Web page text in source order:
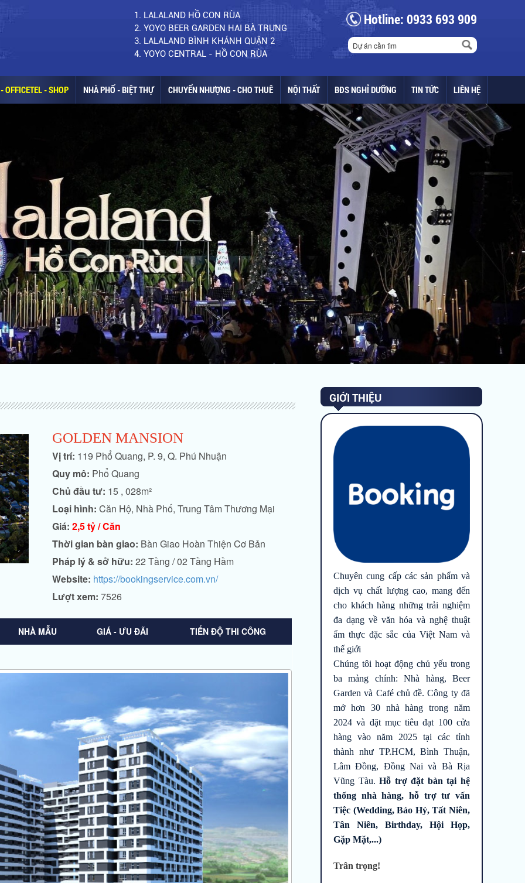
1. LALALAND HỒ CON RÙA
2. YOYO BEER GARDEN HAI BÀ TRƯNG
3. LALALAND BÌNH KHÁNH QUẬN 2
4. YOYO CENTRAL - HỒ CON RÙA
Hotline: 0933 693 909
OFFICETEL - SHOP NHÀ PHỐ - BIỆT THỰ CHUYỂN NHƯỢNG - CHO THUÊ NỘI THẤT BĐS NGHỈ DƯỠNG TIN TỨC LIÊN HỆ
GOLDEN MANSION
Vị trí: 119 Phổ Quang, P. 9, Q. Phú Nhuận
Quy mô: Phổ Quang
Chủ đầu tư: 15 , 028m²
Loại hình: Căn Hộ, Nhà Phố, Trung Tâm Thương Mại
Giá: 2,5 tỷ / Căn
Thời gian bàn giao: Bàn Giao Hoàn Thiện Cơ Bản
Pháp lý & sở hữu: 22 Tầng / 02 Tầng Hầm
Website: https://bookingservice.com.vn/
Lượt xem: 7526
NHÀ MẪU GIÁ - ƯU ĐÃI TIẾN ĐỘ THI CÔNG
GIỚI THIỆU
Chuyên cung cấp các sản phẩm và
dịch vụ chất lượng cao, mang đến
cho khách hàng những trải nghiệm
đa dạng về văn hóa và nghệ thuật
ẩm thực đặc sắc của Việt Nam và
thế giới
Chúng tôi hoạt động chủ yếu trong
ba mảng chính: Nhà hàng, Beer
Garden và Café chủ đề. Công ty đã
mở hơn 30 nhà hàng trong năm
2024 và đặt mục tiêu đạt 100 cửa
hàng vào năm 2025 tại các tỉnh
thành như TP.HCM, Bình Thuận,
Lâm Đồng, Đồng Nai và Bà Rịa
Vũng Tàu.Hỗ trợ đặt bàn tại hệ
thống nhà hàng, hỗ trợ tư vấn
Tiệc (Wedding, Báo Hỷ, Tất Niên,
Tân Niên, Birthday, Hội Họp,
Gặp Mặt,...)
Trân trọng!